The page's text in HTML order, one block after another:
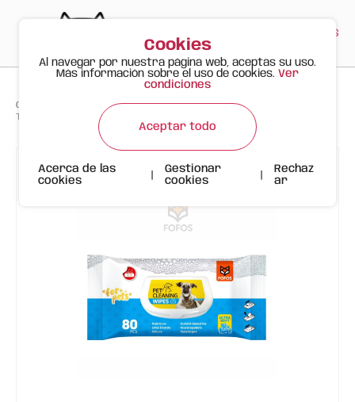
ES
Gato Feliz Productos > >
Toallitas de Limpieza FOFOS - Sin Aroma - 80 uds
Cookies
Al navegar por nuestra página web, aceptas su uso.
Más información sobre el uso de cookies. Ver
condiciones
Aceptar todo
Acerca de las
cookies
Gestionar
cookies
Rechaz
ar